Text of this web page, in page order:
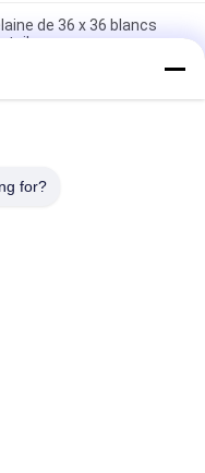
de 36 x 36 blancs
tuile
couvre de tuiles
sembler en pierre/la
for?